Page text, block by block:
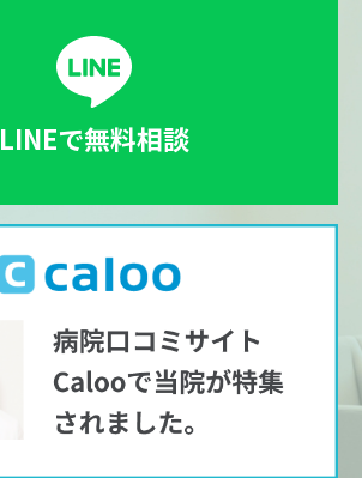
LINEで無料相談